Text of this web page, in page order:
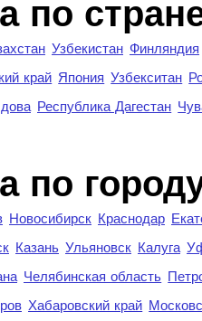
по
Узбекистан Финляндия
край Япония Узбекситан
Республика Дагестан
по
Новосибирск Краснодар
Казань Ульяновск Калуга
Челябинская область
Хабаровский край